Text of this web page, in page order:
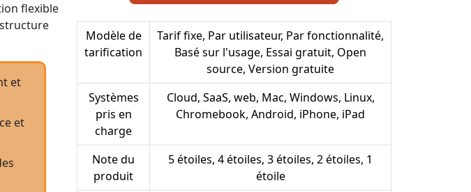
flexible
et
et
Modèle de
tarification
Tarif fixe, Par utilisateur, Par fonctionnalité,
Basé sur l'usage, Essai gratuit, Open
source, Version gratuite
Systèmes
pris en
charge
Cloud, SaaS, web, Mac, Windows, Linux,
Chromebook, Android, iPhone, iPad
Note du
produit
5 étoiles, 4 étoiles, 3 étoiles, 2 étoiles, 1
étoile